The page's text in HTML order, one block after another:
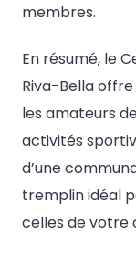
membres.
En résumé, le
Riva-Bella
les amateurs
activités
d’une
tremplin idéal
celles de votre